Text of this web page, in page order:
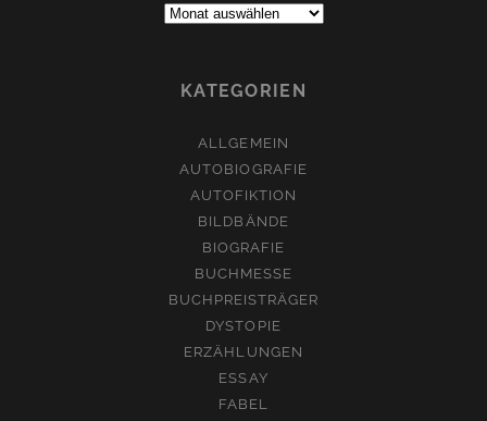
Archive:
KATEGORIEN
ALLGEMEIN
AUTOBIOGRAFIE
AUTOFIKTION
BILDBÄNDE
BIOGRAFIE
BUCHMESSE
BUCHPREISTRÄGER
DYSTOPIE
ERZÄHLUNGEN
ESSAY
FABEL